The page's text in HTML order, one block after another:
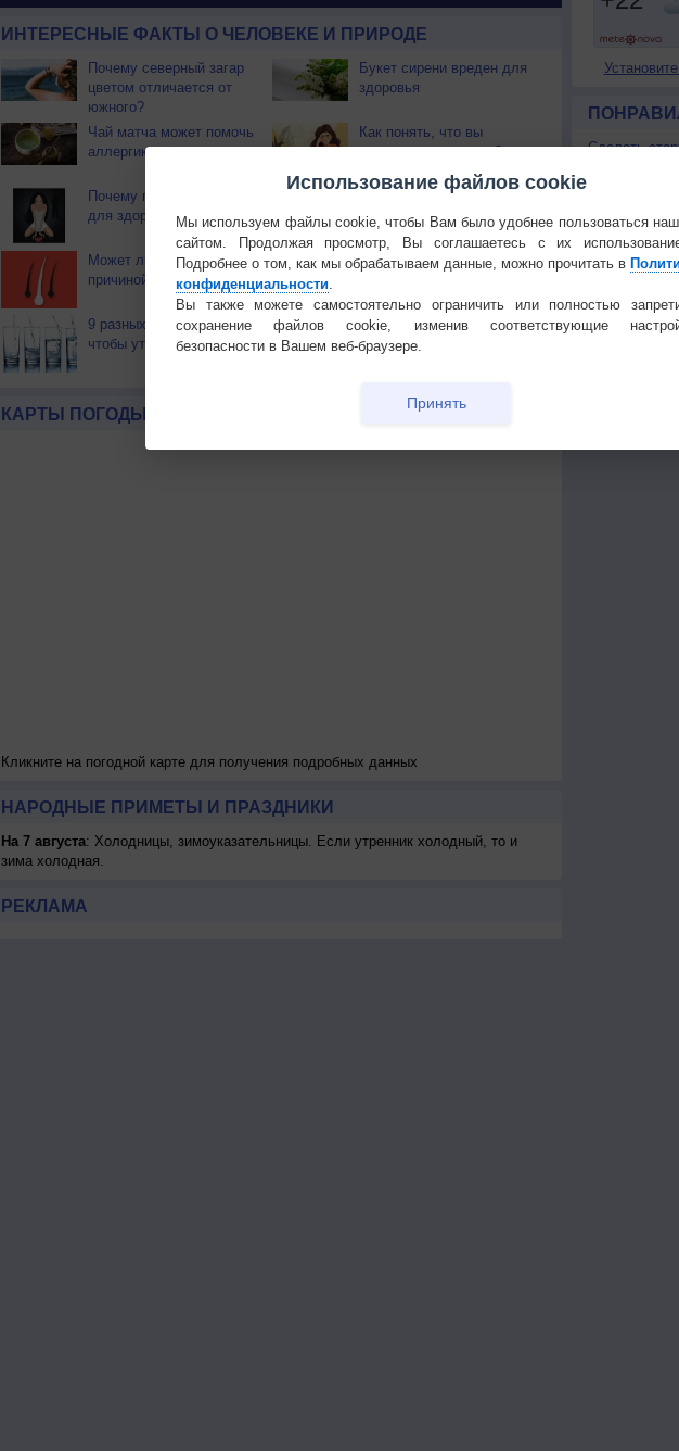
ИНТЕРЕСНЫЕ ФАКТЫ О ЧЕЛОВЕКЕ И ПРИРОДЕ
Почему северный загар
цветом отличается от
южного?
Букет сирени вреден для
здоровья
Чай матча может помочь
аллергикам
Как понять, что вы
выгораете на работе?
Почему плакать полезно
для здоровья?
Успех и богатство - в
ваших генах
Может ли стресс быть
причиной седины?
А выключен ли утюг?
9 разных видов воды,
чтобы утолить жажду
Привычки, которые Вас
старят
КАРТЫ ПОГОДЫ Облачность
Кликните на погодной карте для получения подробных данных
НАРОДНЫЕ ПРИМЕТЫ И ПРАЗДНИКИ
На 7 августа: Холодницы, зимоуказательницы. Если утренник холодный, то и
зима холодная.
РЕКЛАМА
Сделать
Добавить в
Экпорт
Политика
Использование файлов cookie
Мы используем файлы cookie, чтобы Вам было удобнее пользоваться
сайтом. Продолжая просмотр, Вы соглашаетесь с их
Подробнее о том, как мы обрабатываем данные, можно прочитать в
конфиденциальности.
Вы также можете самостоятельно ограничить или полностью
сохранение файлов cookie, изменив соответствующие
безопасности в Вашем веб-браузере.
Принять